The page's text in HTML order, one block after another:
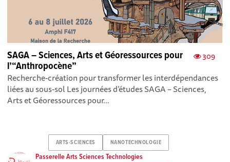
309
SAGA – Sciences, Arts et Géoressources pour
l’“Anthropocène”
Recherche-création pour transformer les interdépendances
liées au sous-sol Les journées d’études SAGA – Sciences,
Arts et Géoressources pour...
ARTS-SCIENCES NANOTECHNOLOGIE
Passerelle Arts Sciences Technologies